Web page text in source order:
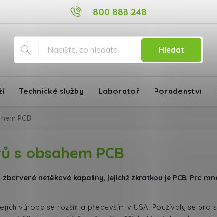
800 888 248
Hledat
Technické služby Laboratoř Poradenství
PCB
s obsahem PCB
netěkavé kapaliny, jejichž zkratkou je PCB. Pro
výroba se rozšířila především v USA. Používaly se